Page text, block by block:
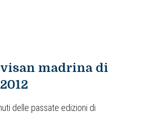
madrina di
delle passate edizioni di